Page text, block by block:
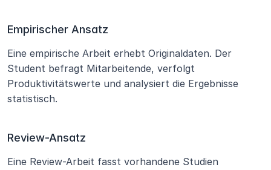
Empirischer Ansatz
Eine empirische Arbeit erhebt Originaldaten. Der
Student befragt Mitarbeitende, verfolgt
Produktivitätswerte und analysiert die Ergebnisse
statistisch.
Review-Ansatz
Eine Review-Arbeit fasst vorhandene Studien